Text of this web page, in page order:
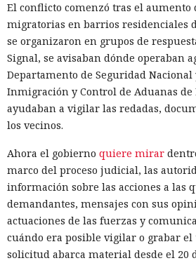
El conflicto comenzó tras el aumento
migratorias en barrios residenciales
se organizaron en grupos de
Signal, se avisaban dónde operaban
Departamento de Seguridad Nacional
Inmigración y Control de Aduanas de
ayudaban a vigilar las redadas,
los vecinos.
Ahora el gobierno quiere mirar
marco del proceso judicial, las
información sobre las acciones a las
demandantes, mensajes con sus
actuaciones de las fuerzas y
cuándo era posible vigilar o grabar el
solicitud abarca material desde el 20